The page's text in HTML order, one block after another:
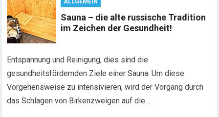
ALLGEMEIN
Sauna – die alte russische Tradition
im Zeichen der Gesundheit!
Entspannung und Reinigung, dies sind die
gesundheitsfördernden Ziele einer Sauna. Um diese
Vorgehensweise zu intensivieren, wird der Vorgang durch
das Schlagen von Birkenzweigen auf die…